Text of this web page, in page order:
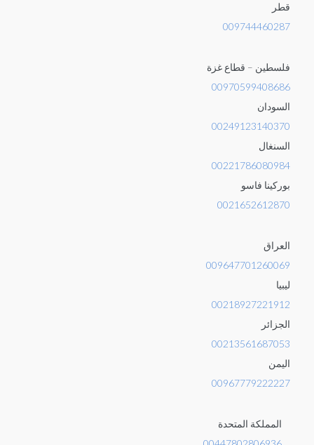
قطر
009744460287
فلسطين – قطاع غزة
00970599408686
السودان
00249123140370
السنغال
00221786080984
بوركينا فاسو
0021652612870
العراق
009647701260069
ليبيا
00218927221912
الجزائر
00213561687053
اليمن
00967779222227
المملكة المتحدة